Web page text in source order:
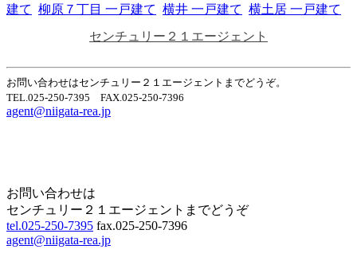
建て 柳原７丁目 一戸建て 横井 一戸建て 横土居 一戸建て
センチュリー２１エージェント
お問い合わせはセンチュリー２１エージェントまでどうぞ。
TEL.025-250-7395 FAX.025-250-7396
agent@niigata-rea.jp
お問い合わせは
センチュリー２１エージェントまでどうぞ
tel.025-250-7395 fax.025-250-7396
agent@niigata-rea.jp